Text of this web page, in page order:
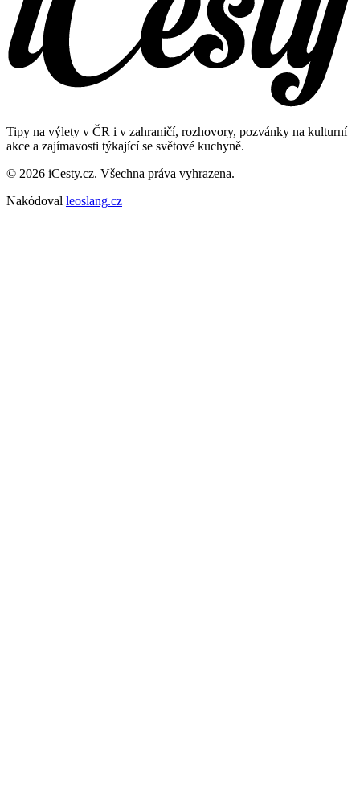
Tipy na výlety v ČR i v zahraničí, rozhovory, pozvánky na kulturní
akce a zajímavosti týkající se světové kuchyně.
© 2026 iCesty.cz. Všechna práva vyhrazena.
Nakódoval leoslang.cz